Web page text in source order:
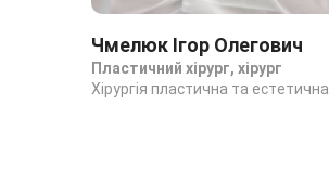
Чмелюк Ігор Олегович
Пластичний хірург, хірург
Хірургія пластична та естетична